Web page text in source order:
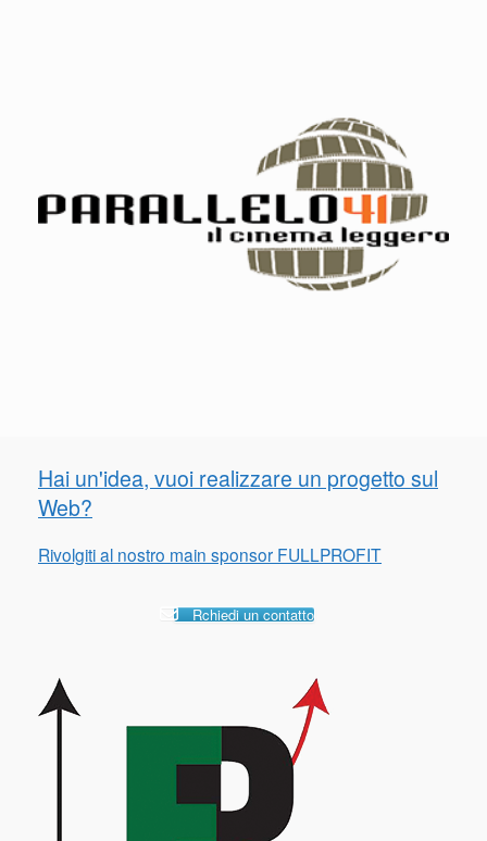
Hai un'idea, vuoi realizzare un progetto sul
Web?
Rivolgiti al nostro main sponsor FULLPROFIT
Rchiedi un contatto